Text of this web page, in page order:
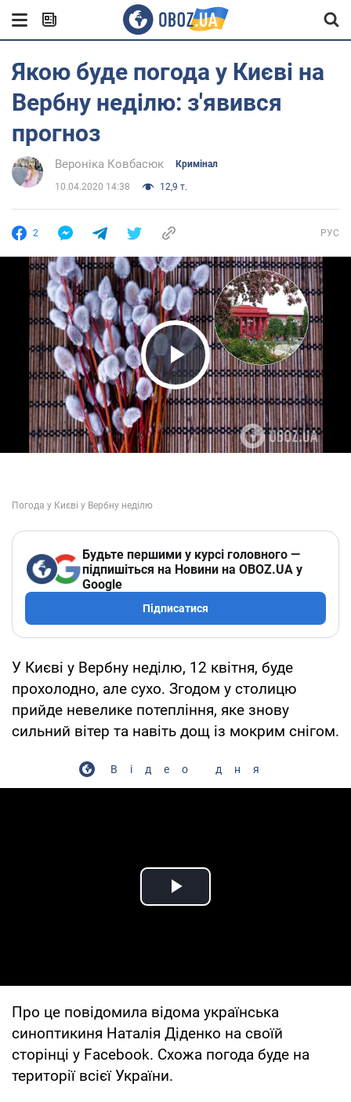
Якою буде погода у Києві на
Вербну неділю: з'явився
прогноз
Вероніка Ковбасюк Кримінал
10.04.2020 14:38 12,9 т.
2 РУС
Play Video
Будьте першими у курсі головного —
підпишіться на Новини на OBOZ.UA у
Google
Підписатися
У Києві у Вербну неділю, 12 квітня, буде
прохолодно, але сухо. Згодом у столицю
прийде невелике потепління, яке знову
сильний вітер та навіть дощ із мокрим снігом.
Відео дня
Play Video
Про це повідомила відома українська
синоптикиня Наталія Діденко на своїй
сторінці у Facebook. Схожа погода буде на
території всієї України.